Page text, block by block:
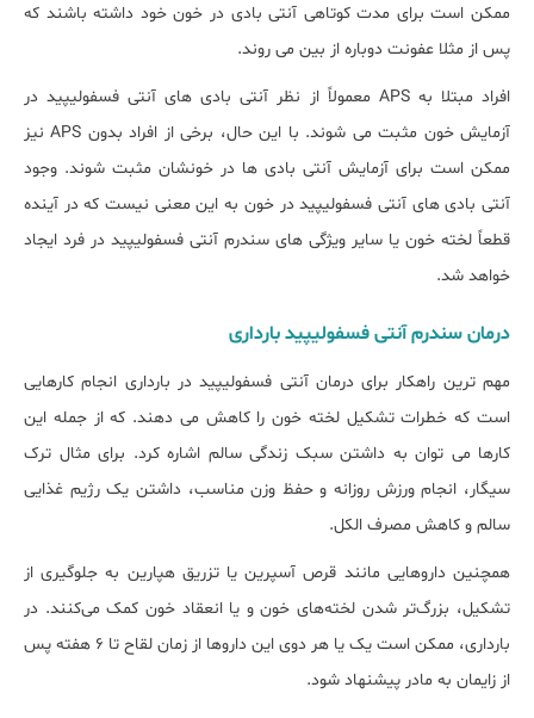
ممکن است برای مدت کوتاهی آنتی بادی در خون خود داشته باشند که
پس از مثلا عفونت دوباره از بین می روند.
افراد مبتلا به APS معمولاً از نظر آنتی بادی های آنتی فسفولیپید در
آزمایش خون مثبت می شوند. با این حال، برخی از افراد بدون APS نیز
ممکن است برای آزمایش آنتی بادی ها در خونشان مثبت شوند. وجود
آنتی بادی های آنتی فسفولیپید در خون به این معنی نیست که در آینده
قطعاً لخته خون یا سایر ویژگی های سندرم آنتی فسفولیپید در فرد ایجاد
خواهد شد.
درمان سندرم آنتی فسفولیپید بارداری
مهم ترین راهکار برای درمان آنتی فسفولیپید در بارداری انجام کارهایی
است که خطرات تشکیل لخته خون را کاهش می دهند. که از جمله این
کارها می توان به داشتن سبک زندگی سالم اشاره کرد. برای مثال ترک
سیگار، انجام ورزش روزانه و حفظ وزن مناسب، داشتن یک رژیم غذایی
سالم و کاهش مصرف الکل.
همچنین داروهایی مانند قرص آسپرین یا تزریق هپارین به جلوگیری از
تشکیل، بزرگ‌تر شدن لخته‌های خون و یا انعقاد خون کمک می‌کنند. در
بارداری، ممکن است یک یا هر دوی این داروها از زمان لقاح تا 6 هفته پس
از زایمان به مادر پیشنهاد شود.